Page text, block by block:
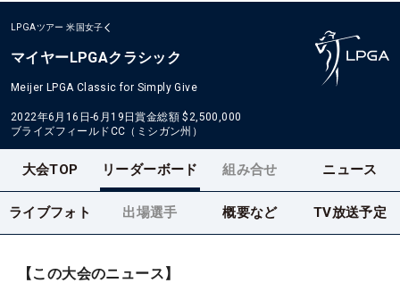
LPGAツアー 米国女子
マイヤーLPGAクラシック
Meijer LPGA Classic for Simply Give
2022年6月16日-6月19日賞金総額 $2,500,000
ブライズフィールドCC（ミシガン州）
大会TOP リーダーボード 組み合せ ニュース
ライブフォト 出場選手 概要など TV放送予定
【この大会のニュース】